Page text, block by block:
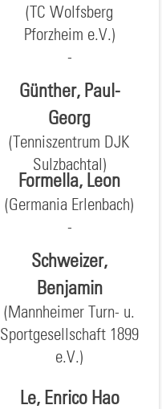
(TC Wolfsberg
Pforzheim e.V.)
Günther, Paul-
Georg
(Tenniszentrum DJK
Sulzbachtal)
Formella, Leon
(Germania Erlenbach)
Schweizer,
Benjamin
(Mannheimer Turn- u.
Sportgesellschaft 1899
e.V.)
Le, Enrico Hao